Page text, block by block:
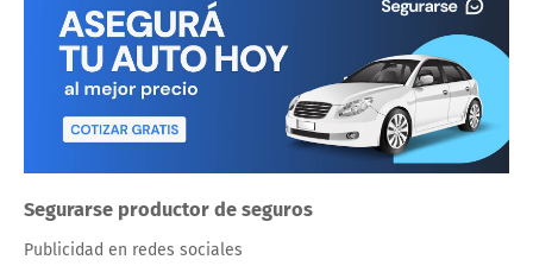
Segurarse productor de seguros
Publicidad en redes sociales